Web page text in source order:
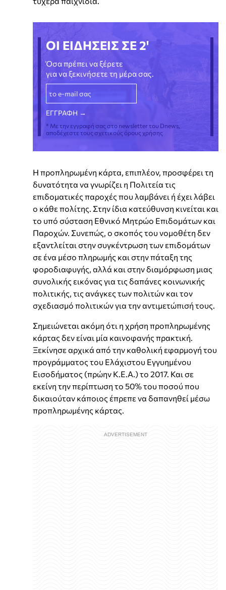
ΟΙ ΕΙΔΗΣΕΙΣ ΣΕ 2'
Όσα πρέπει να ξέρετε
για να ξεκινήσετε τη μέρα σας.
* Με την εγγραφή σας στο newsletter του Dnews,
αποδέχεστε τους σχετικούς όρους χρήσης
Η προπληρωμένη κάρτα, επιπλέον, προσφέρει τη
δυνατότητα να γνωρίζει η Πολιτεία τις
επιδοματικές παροχές που λαμβάνει ή έχει λάβει
ο κάθε πολίτης. Στην ίδια κατεύθυνση κινείται και
το υπό σύσταση Εθνικό Μητρώο Επιδομάτων και
Παροχών. Συνεπώς, ο σκοπός του νομοθέτη δεν
εξαντλείται στην συγκέντρωση των επιδομάτων
σε ένα μέσο πληρωμής και στην πάταξη της
φοροδιαφυγής, αλλά και στην διαμόρφωση μιας
συνολικής εικόνας για τις δαπάνες κοινωνικής
πολιτικής, τις ανάγκες των πολιτών και τον
σχεδιασμό πολιτικών για την αντιμετώπισή τους.
Σημειώνεται ακόμη ότι η χρήση προπληρωμένης
κάρτας δεν είναι μία καινοφανής πρακτική.
Ξεκίνησε αρχικά από την καθολική εφαρμογή του
προγράμματος του Ελάχιστου Εγγυημένου
Εισοδήματος (πρώην Κ.Ε.Α.) το 2017. Και σε
εκείνη την περίπτωση το 50% του ποσού που
δικαιούταν κάποιος έπρεπε να δαπανηθεί μέσω
προπληρωμένης κάρτας.